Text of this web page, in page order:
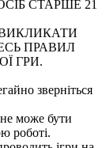
СТАРШЕ 21
ПРАВИЛ
ГРИ.
зверніться
може бути
роботі.